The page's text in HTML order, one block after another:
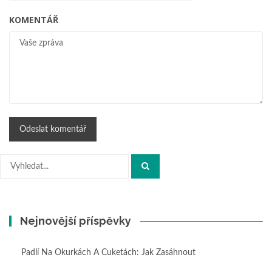
KOMENTÁŘ
Nejnovější příspěvky
Padlí Na Okurkách A Cuketách: Jak Zasáhnout